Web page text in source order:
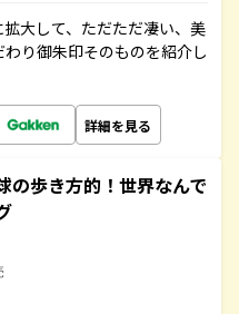
大して、ただただ凄い、美
り御朱印そのものを紹介し
詳細を見る
歩き方的！世界なんで